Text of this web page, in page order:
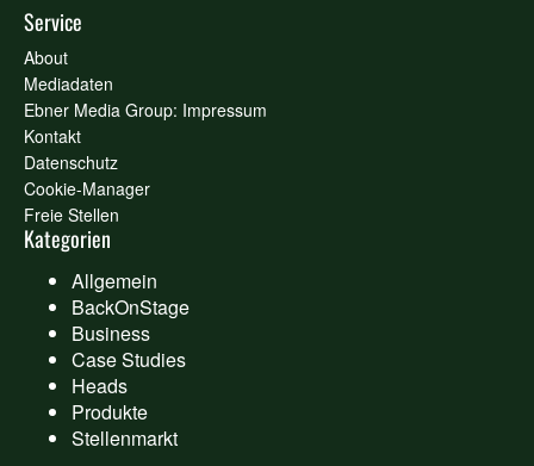
Service
About
Mediadaten
Ebner Media Group: Impressum
Kontakt
Datenschutz
Cookie-Manager
Freie Stellen
Kategorien
Allgemein
BackOnStage
Business
Case Studies
Heads
Produkte
Stellenmarkt